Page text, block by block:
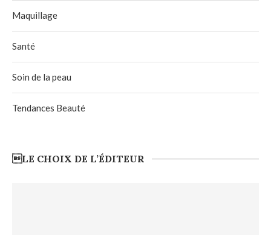
Maquillage
Santé
Soin de la peau
Tendances Beauté
LE CHOIX DE L’ÉDITEUR